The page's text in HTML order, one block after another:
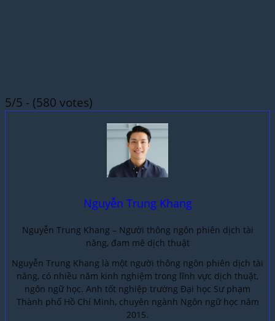
5/5 - (580 votes)
Nguyễn Trung Khang
Nguyễn Trung Khang – Người thông ngôn phiên dịch tài
năng, đam mê dịch thuật
Nguyễn Trung Khang là một người thông ngôn phiên dịch tài
năng, có nhiều năm kinh nghiệm trong lĩnh vực dịch thuật,
ngôn ngữ học. Anh tốt nghiệp trường Đại học Sư phạm
Thành phố Hồ Chí Minh, chuyên ngành Ngôn ngữ học năm
2015.